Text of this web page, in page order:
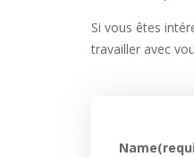
Si vous êtes
travailler avec
Name